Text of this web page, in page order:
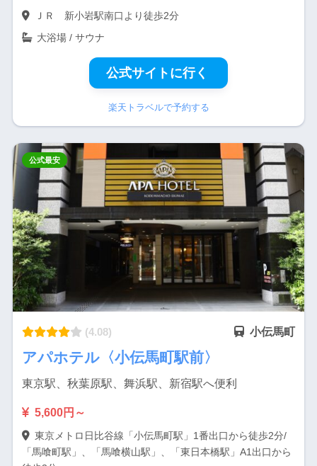
ＪＲ 新小岩駅南口より徒歩2分
大浴場 / サウナ
公式サイトに行く
楽天トラベルで予約する
(4.08) 小伝馬町
アパホテル〈小伝馬町駅前〉
東京駅、秋葉原駅、舞浜駅、新宿駅へ便利
5,600円～
東京メトロ日比谷線「小伝馬町駅」1番出口から徒歩2分/
「馬喰町駅」、「馬喰横山駅」、「東日本橋駅」A1出口から
公式最安